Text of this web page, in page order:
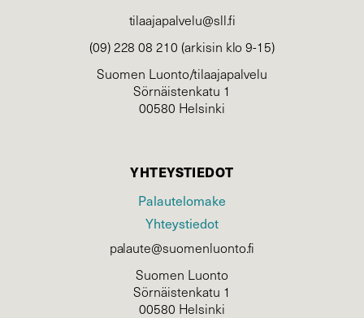
tilaajapalvelu@sll.fi
(09) 228 08 210 (arkisin klo 9-15)
Suomen Luonto/tilaajapalvelu
Sörnäistenkatu 1
00580 Helsinki
YHTEYSTIEDOT
Palautelomake
Yhteystiedot
palaute@suomenluonto.fi
Suomen Luonto
Sörnäistenkatu 1
00580 Helsinki